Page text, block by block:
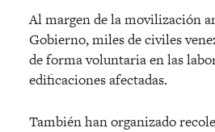
Al margen de la movilización
Gobierno, miles de civiles
de forma voluntaria en las
edificaciones afectadas.
También han organizado